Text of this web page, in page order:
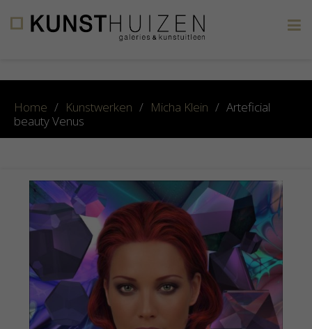
Home / Kunstwerken / Micha Klein / Arteficial
beauty Venus